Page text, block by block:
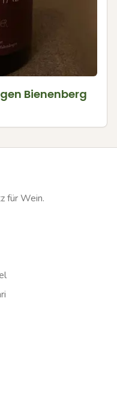
Bienenberg
für Wein.